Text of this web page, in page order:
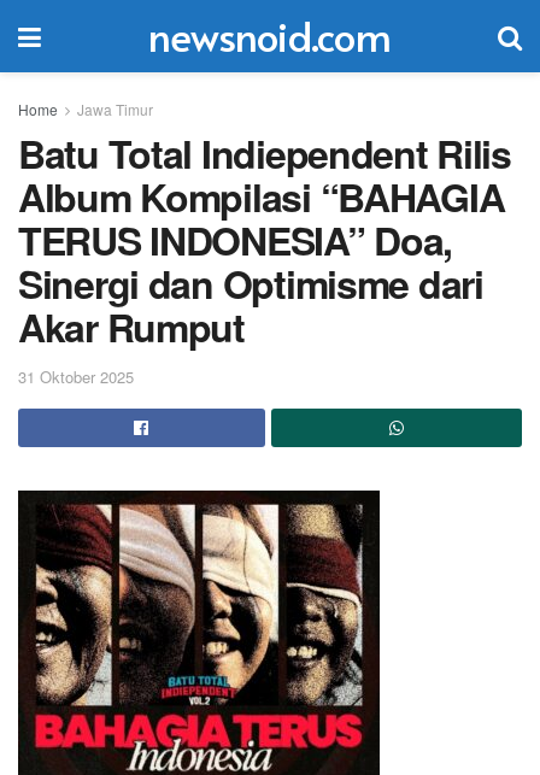
newsnoid.com
Home Jawa Timur
Batu Total Indiependent Rilis
Album Kompilasi “BAHAGIA
TERUS INDONESIA” Doa,
Sinergi dan Optimisme dari
Akar Rumput
31 Oktober 2025